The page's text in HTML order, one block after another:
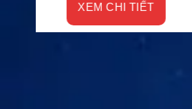
XEM CHI TIẾT